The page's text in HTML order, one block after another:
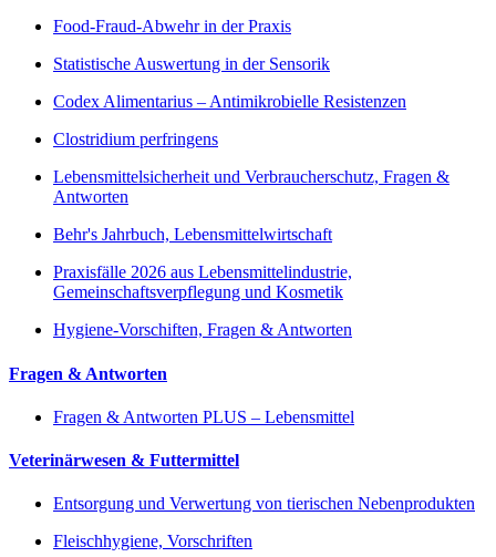
Food-Fraud-Abwehr in der Praxis
Statistische Auswertung in der Sensorik
Codex Alimentarius – Antimikrobielle Resistenzen
Clostridium perfringens
Lebensmittelsicherheit und Verbraucherschutz, Fragen &
Antworten
Behr's Jahrbuch, Lebensmittelwirtschaft
Praxisfälle 2026 aus Lebensmittelindustrie,
Gemeinschaftsverpflegung und Kosmetik
Hygiene-Vorschiften, Fragen & Antworten
Fragen & Antworten
Fragen & Antworten PLUS – Lebensmittel
Veterinärwesen & Futtermittel
Entsorgung und Verwertung von tierischen Nebenprodukten
Fleischhygiene, Vorschriften